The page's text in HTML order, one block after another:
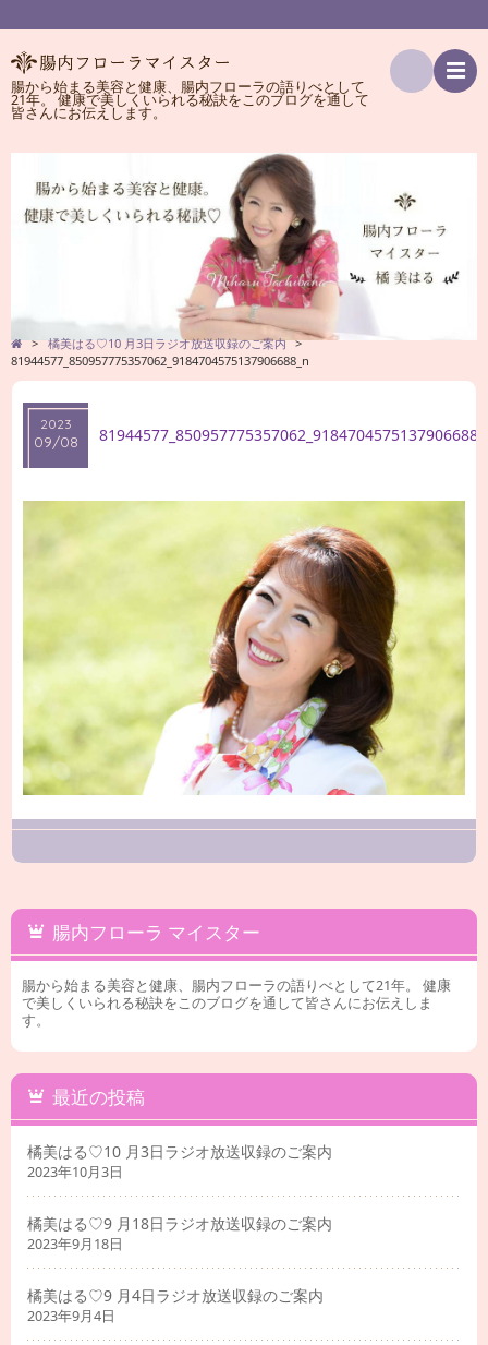
腸から始まる美容と健康、腸内フローラの語りべとして
21年。 健康で美しくいられる秘訣をこのブログを通して
皆さんにお伝えします。
索
> 橘美はる♡10 月3日ラジオ放送収録のご案内 >
81944577_850957775357062_9184704575137906688_n
2023
09/08
腸内フローラ マイスター
腸から始まる美容と健康、腸内フローラの語りべとして21年。 健康
で美しくいられる秘訣をこのブログを通して皆さんにお伝えしま
す。
最近の投稿
橘美はる♡10 月3日ラジオ放送収録のご案内
2023年10月3日
橘美はる♡9 月18日ラジオ放送収録のご案内
2023年9月18日
橘美はる♡9 月4日ラジオ放送収録のご案内
2023年9月4日